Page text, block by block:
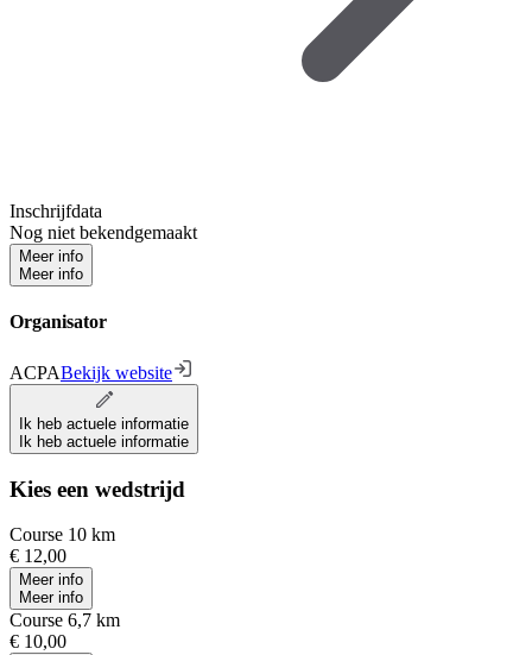
Inschrijfdata
Nog niet bekendgemaakt
Meer info
Meer info
Organisator
ACPABekijk website
Ik heb actuele informatie
Ik heb actuele informatie
Kies een wedstrijd
Course 10 km
€ 12,00
Meer info
Meer info
Course 6,7 km
€ 10,00